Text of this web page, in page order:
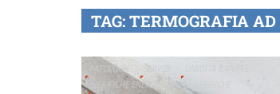
TAG:TERMOGRAFIA AD
PATOLOGIE
VERIFICHE ENERGETICHE